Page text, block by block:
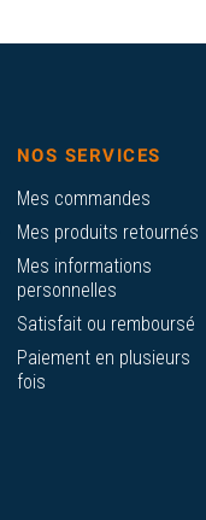
NOS SERVICES
Mes commandes
Mes produits retournés
Mes informations
personnelles
Satisfait ou remboursé
Paiement en plusieurs
fois